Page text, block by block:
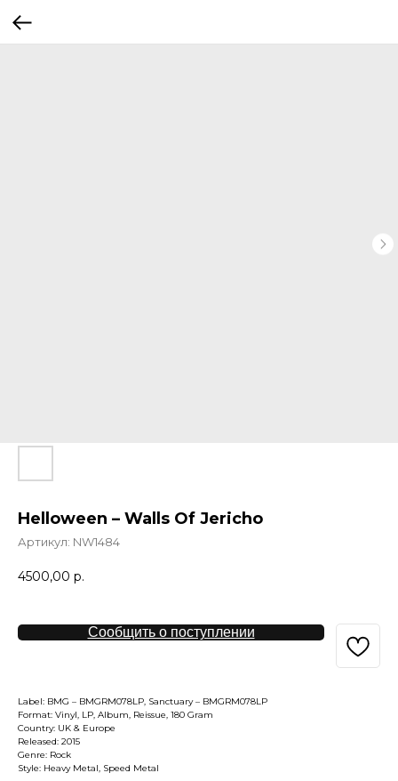
Helloween – Walls Of Jericho
Артикул: NW1484
4500,00 р.
Сообщить о поступлении
Label: BMG – BMGRM078LP, Sanctuary – BMGRM078LP
Format: Vinyl, LP, Album, Reissue, 180 Gram
Country: UK & Europe
Released: 2015
Genre: Rock
Style: Heavy Metal, Speed Metal